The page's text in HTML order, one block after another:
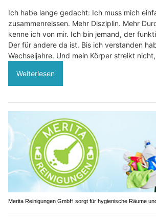
Ich habe lange gedacht: Ich muss mich
zusammenreissen. Mehr Disziplin. Mehr
kenne ich von mir. Ich bin jemand, der
Der für andere da ist. Bis ich verstanden
Wechseljahre. Und mein Körper streikt
Weiterlesen
Merita Reinigungen GmbH sorgt für hygienische Räume